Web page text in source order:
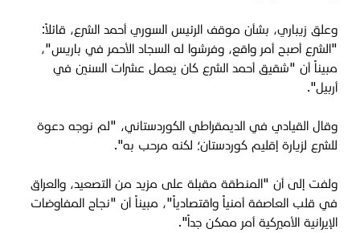
وعلق زيباري، بشأن موقف الرئيس السوري أحمد الشرع، قائلاً:
"الشرع أصبح أمر واقع، وفرشوا له السجاد الأحمر في باريس"،
مبيناً أن "شقيق أحمد الشرع كان يعمل عشرات السنين في
أربيل".
وقال القيادي في الديمقراطي الكوردستاني، "لم نوجه دعوة
للشرع لزيارة إقليم كوردستان؛ لكنه مرحب به".
ولفت إلى أن "المنطقة مقبلة على مزيد من التصعيد، والعراق
في قلب العاصفة أمنياً واقتصادياً"، مبيناً أن "نجاح المفاوضات
الإيرانية الأميركية أمر ممكن جداً".